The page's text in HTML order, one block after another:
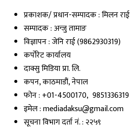
प्रकाशक/ प्रधान-सम्पादक : मिलन राई
सम्पादक : अन्जु तामाङ
विज्ञापन : जेनि राई (9862930319)
कर्पोरेट कार्यालय
दाक्सु मिडिया प्रा. लि.
कपन, काठमाडौं, नेपाल
फोन : +01-4500170, 9851336319
इमेल : mediadaksu@gmail.com
सूचना विभाग दर्ता नं. : २२५९